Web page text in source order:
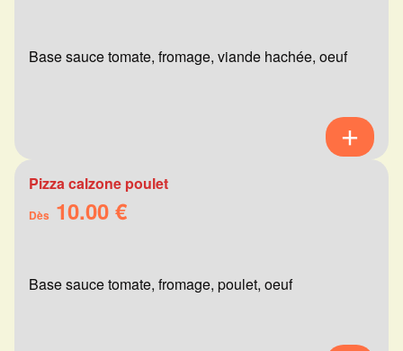
Base sauce tomate, fromage, viande hachée, oeuf
Pizza calzone poulet
Dès 10.00 €
Base sauce tomate, fromage, poulet, oeuf